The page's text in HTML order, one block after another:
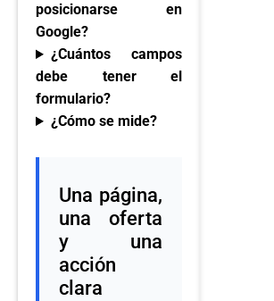
posicionarse en
Google?
¿Cuántos campos
debe tener el
formulario?
¿Cómo se mide?
Una página,
una oferta
y una
acción
clara